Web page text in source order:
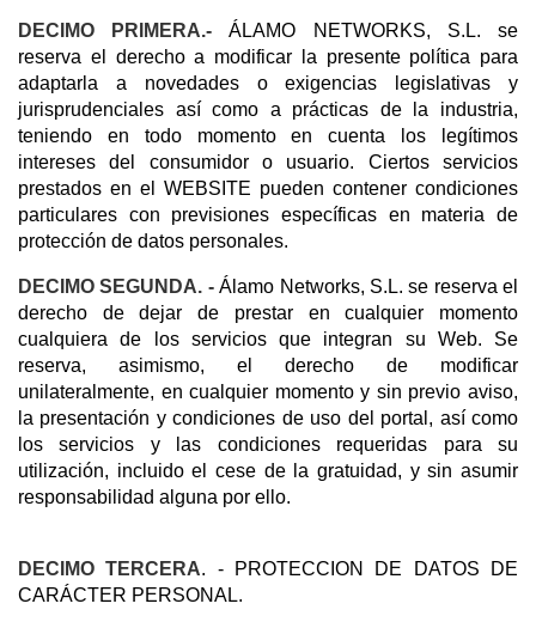
DECIMO PRIMERA.-ÁLAMO NETWORKS, S.L. se
reserva el derecho a modificar la presente política para
adaptarla a novedades o exigencias legislativas y
jurisprudenciales así como a prácticas de la industria,
teniendo en todo momento en cuenta los legítimos
intereses del consumidor o usuario. Ciertos servicios
prestados en el WEBSITE pueden contener condiciones
particulares con previsiones específicas en materia de
protección de datos personales.
DECIMO SEGUNDA. -Álamo Networks, S.L. se reserva el
derecho de dejar de prestar en cualquier momento
cualquiera de los servicios que integran su Web. Se
reserva, asimismo, el derecho de modificar
unilateralmente, en cualquier momento y sin previo aviso,
la presentación y condiciones de uso del portal, así como
los servicios y las condiciones requeridas para su
utilización, incluido el cese de la gratuidad, y sin asumir
responsabilidad alguna por ello.
DECIMO TERCERA. - PROTECCION DE DATOS DE
CARÁCTER PERSONAL.